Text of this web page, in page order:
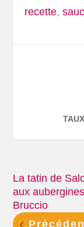
recette,
La tatin de
aux
Bruccio